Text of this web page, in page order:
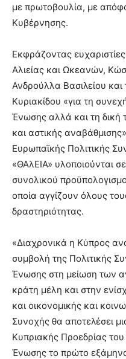
με πρωτοβουλία, με
Κυβέρνησης.
Εκφράζοντας
Αλιείας και Ωκεανών,
Ανδρούλλα Βασιλείου
Κυριακίδου «για τη
Ένωσης αλλά και τη δική
και αστικής
Ευρωπαϊκής Πολιτικής
«ΘΑλΕΙΑ» υλοποιούνται
συνολικού
οποία αγγίζουν όλους
δραστηριότητας.
«Διαχρονικά η Κύπρος
συμβολή της Πολιτικής
Ένωσης στη μείωση των
κράτη μέλη και στην
και οικονομικής και
Συνοχής θα αποτελέσει
Κυπριακής Προεδρίας
Ένωσης το πρώτο